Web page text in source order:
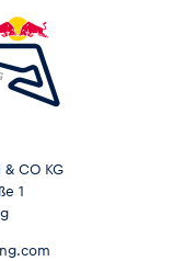
CO KG
1